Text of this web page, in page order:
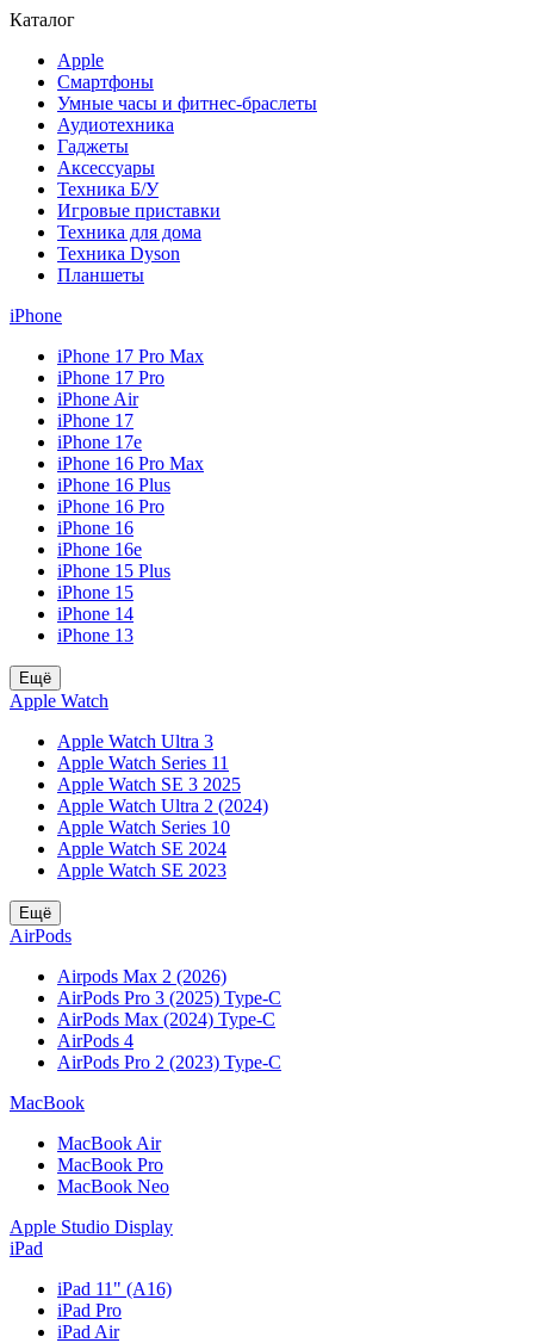
Каталог
Apple
Смартфоны
Умные часы и фитнес-браслеты
Аудиотехника
Гаджеты
Аксессуары
Техника Б/У
Игровые приставки
Техника для дома
Техника Dyson
Планшеты
iPhone
iPhone 17 Pro Max
iPhone 17 Pro
iPhone Air
iPhone 17
iPhone 17e
iPhone 16 Pro Max
iPhone 16 Plus
iPhone 16 Pro
iPhone 16
iPhone 16e
iPhone 15 Plus
iPhone 15
iPhone 14
iPhone 13
Ещё
Apple Watch
Apple Watch Ultra 3
Apple Watch Series 11
Apple Watch SE 3 2025
Apple Watch Ultra 2 (2024)
Apple Watch Series 10
Apple Watch SE 2024
Apple Watch SE 2023
Ещё
AirPods
Airpods Max 2 (2026)
AirPods Pro 3 (2025) Type-C
AirPods Max (2024) Type-C
AirPods 4
AirPods Pro 2 (2023) Type-C
MacBook
MacBook Air
MacBook Pro
MacBook Neo
Apple Studio Display
iPad
iPad 11" (A16)
iPad Pro
iPad Air